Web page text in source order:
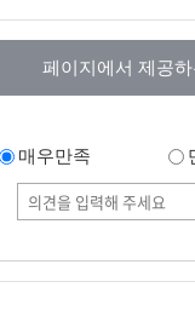
페이지에서 제공
매우만족